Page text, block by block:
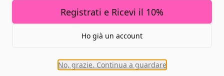
VICTORIA'S SECRET
VICTORIA'S SECRET
Registrati e Ricevi il 10%
Ho già un account
No, grazie. Continua a guardare